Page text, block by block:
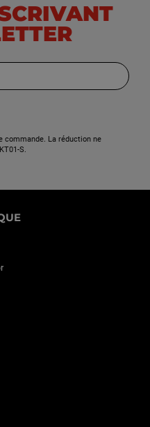
commande. La réduction ne
S.